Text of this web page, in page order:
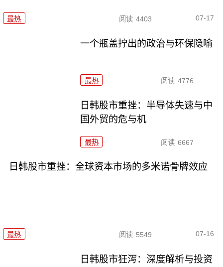
最热 阅读 4403 07-17
一个瓶盖拧出的政治与环保隐喻
最热 阅读 4776
日韩股市重挫：半导体失速与中
国外贸的危与机
最热 阅读 6667
日韩股市重挫：全球资本市场的多米诺骨牌效应
最热 阅读 5549 07-16
日韩股市狂泻：深度解析与投资